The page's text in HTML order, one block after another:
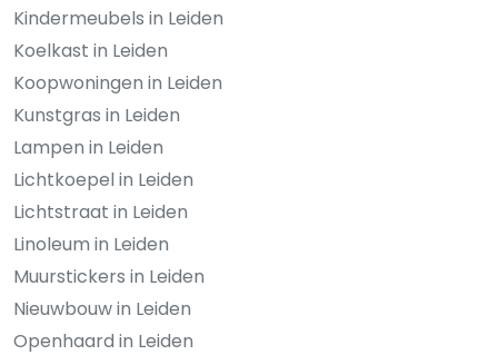
Kindermeubels in Leiden
Koelkast in Leiden
Koopwoningen in Leiden
Kunstgras in Leiden
Lampen in Leiden
Lichtkoepel in Leiden
Lichtstraat in Leiden
Linoleum in Leiden
Muurstickers in Leiden
Nieuwbouw in Leiden
Openhaard in Leiden